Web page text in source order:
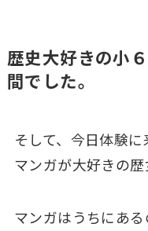
歴史大好きの小
間でした。
そして、今日体験
マンガが大好きの歴
マンガはうちにあ